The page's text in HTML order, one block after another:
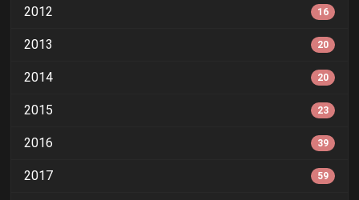
2012 16
2013 20
2014 20
2015 23
2016 39
2017 59